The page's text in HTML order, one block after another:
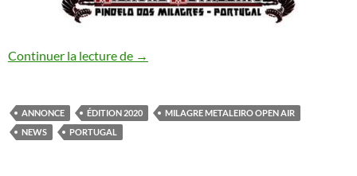
Continuer la lecture de Milagre Metaleiro Open Air Festival
→
ANNONCE ÉDITION 2020
MILAGRE METALEIRO OPEN AIR
NEWS
PORTUGAL